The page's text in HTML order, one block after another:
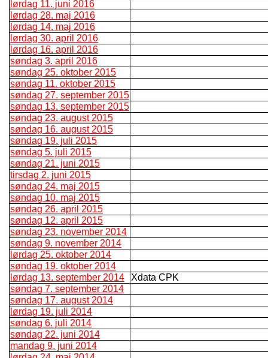
lørdag 11. juni 2016
lørdag 28. maj 2016
lørdag 14. maj 2016
lørdag 30. april 2016
lørdag 16. april 2016
søndag 3. april 2016
søndag 25. oktober 2015
søndag 11. oktober 2015
søndag 27. september 2015
søndag 13. september 2015
søndag 23. august 2015
søndag 16. august 2015
søndag 19. juli 2015
søndag 5. juli 2015
søndag 21. juni 2015
tirsdag 2. juni 2015
søndag 24. maj 2015
søndag 10. maj 2015
søndag 26. april 2015
søndag 12. april 2015
søndag 23. november 2014
søndag 9. november 2014
lørdag 25. oktober 2014
søndag 19. oktober 2014
lørdag 13. september 2014
Xdata CPK
søndag 7. september 2014
søndag 17. august 2014
lørdag 19. juli 2014
søndag 6. juli 2014
søndag 22. juni 2014
mandag 9. juni 2014